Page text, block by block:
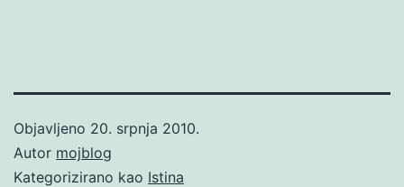
Objavljeno 20. srpnja 2010.
Autor mojblog
Kategorizirano kao Istina